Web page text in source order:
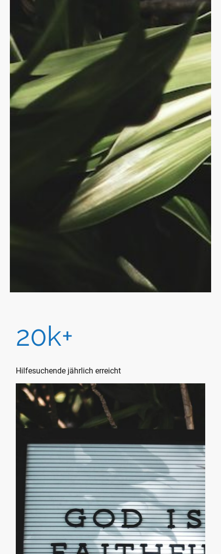
20k+
Hilfesuchende jährlich erreicht